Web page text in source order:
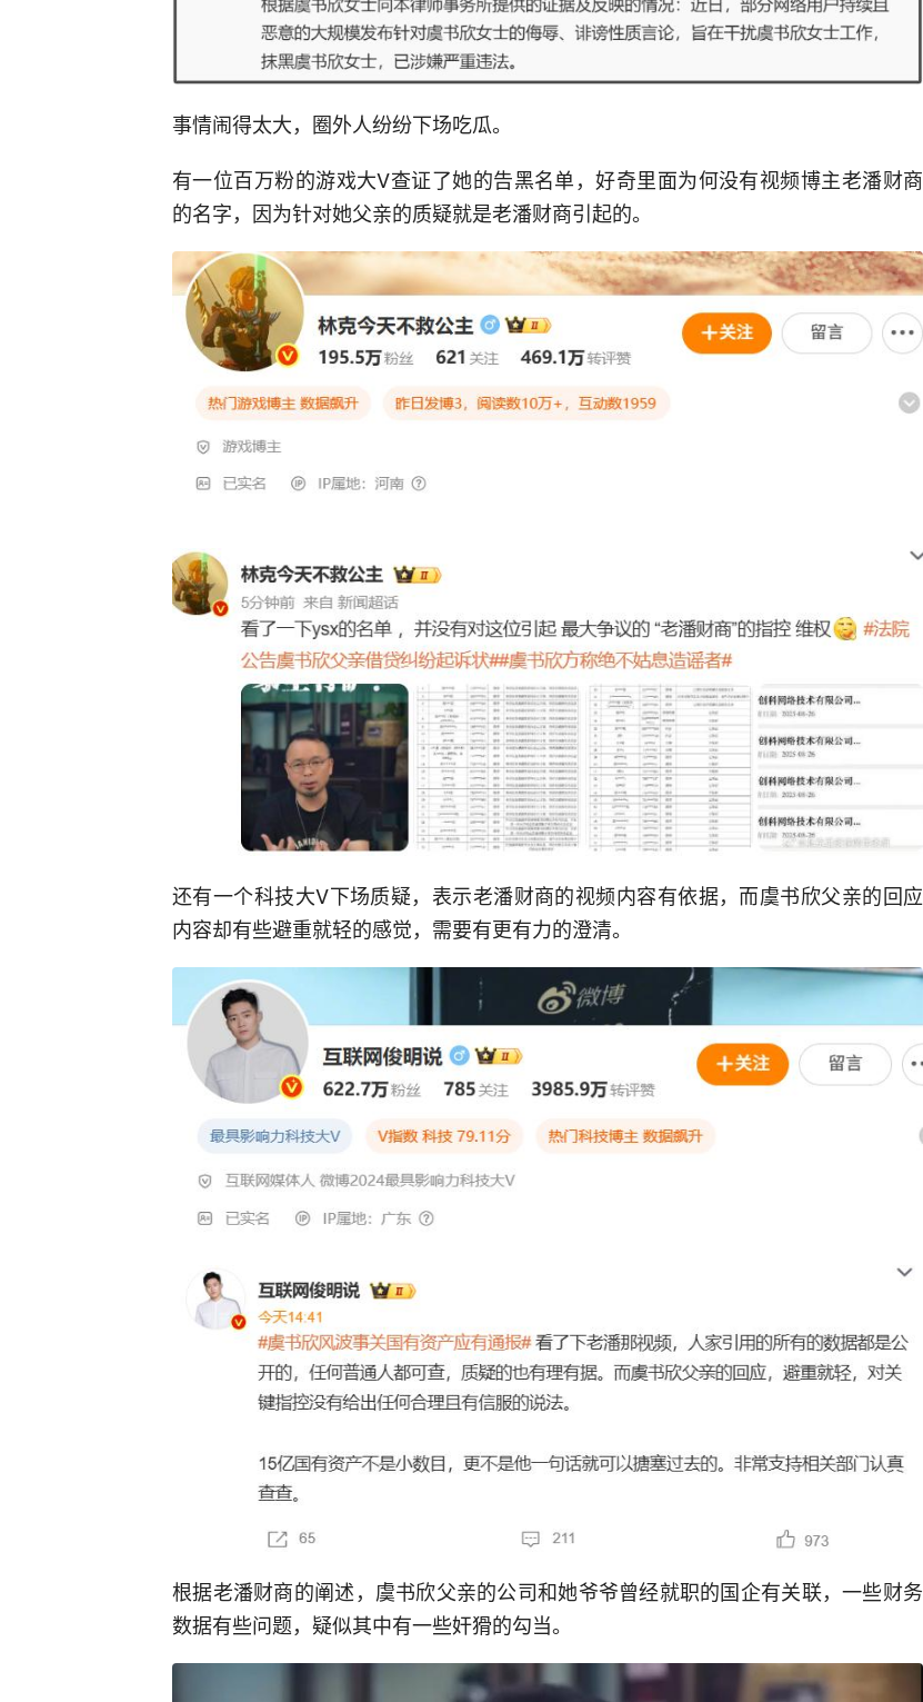
事情闹得太大，圈外人纷纷下场吃瓜。
有一位百万粉的游戏大V查证了她的告黑名单，好奇里面为何没有视频博主老潘财商
的名字，因为针对她父亲的质疑就是老潘财商引起的。
还有一个科技大V下场质疑，表示老潘财商的视频内容有依据，而虞书欣父亲的回应
内容却有些避重就轻的感觉，需要有更有力的澄清。
根据老潘财商的阐述，虞书欣父亲的公司和她爷爷曾经就职的国企有关联，一些财务
数据有些问题，疑似其中有一些奸猾的勾当。